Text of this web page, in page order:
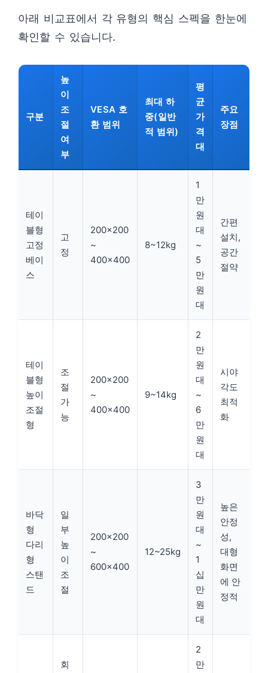
아래 비교표에서 각 유형의 핵심 스펙을 한눈에
확인할 수 있습니다.
구분
높
이
조
절
여
부
VESA 호
환 범위
최대 하
중(일반
적 범위)
평
균
가
격
대
주요
장점
테이
블형
고정
베이
스
고
정
200×200
~
400×400
8~12kg
1
만
원
대
~
5
만
원
대
간편
설치,
공간
절약
테이
블형
높이
조절
형
조
절
가
능
200×200
~
400×400
9~14kg
2
만
원
대
~
6
만
원
대
시야
각도
최적
화
바닥
형
다리
형
스탠
드
일
부
높
이
조
절
200×200
~
600×400
12~25kg
3
만
원
대
~
1
십
만
원
대
높은
안정
성,
대형
화면
에 안
정적
회
2
만